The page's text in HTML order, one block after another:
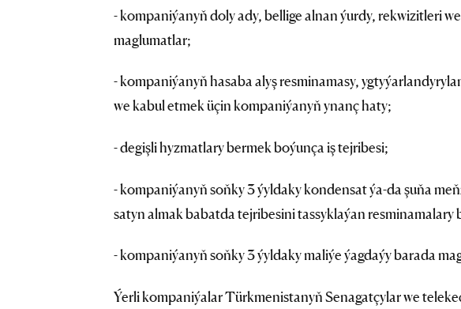
- kompaniýanyň doly ady, bellige alnan ýurdy, rekwizitleri
maglumatlar;
- kompaniýanyň hasaba alyş resminamasy,
we kabul etmek üçin kompaniýanyň ynanç haty;
- degişli hyzmatlary bermek boýunça iş tejribesi;
- kompaniýanyň soňky 3 ýyldaky kondensat ýa-da şuňa
satyn almak babatda tejribesini tassyklaýan resminamalary
- kompaniýanyň soňky 3 ýyldaky maliýe ýagdaýy barada
Ýerli kompaniýalar Türkmenistanyň Senagatçylar we